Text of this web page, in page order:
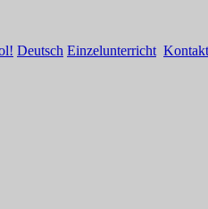
Deutsch Einzelunterricht Kontakt